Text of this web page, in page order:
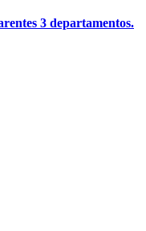
3 departamentos.